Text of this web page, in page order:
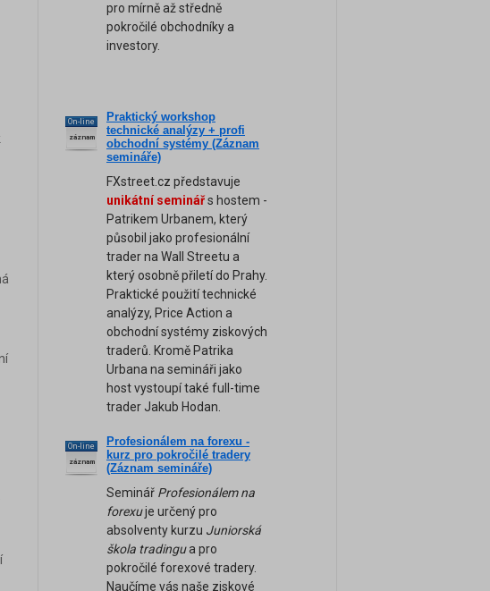
pro mírně až středně
pokročilé obchodníky a
investory.
On-line
záznam
Praktický workshop
technické analýzy + profi
obchodní systémy (Záznam
semináře)
FXstreet.cz představuje
unikátní seminářs hostem -
Patrikem Urbanem, který
působil jako profesionální
trader na Wall Streetu a
který osobně přiletí do Prahy.
Praktické použití technické
analýzy, Price Action a
obchodní systémy ziskových
traderů. Kromě Patrika
Urbana na semináři jako
host vystoupí také full-time
trader Jakub Hodan.
On-line
záznam
Profesionálem na forexu -
kurz pro pokročilé tradery
(Záznam semináře)
Seminář Profesionálem na
forexuje určený pro
absolventy kurzu Juniorská
škola tradingua pro
pokročilé forexové tradery.
Naučíme vás naše ziskové